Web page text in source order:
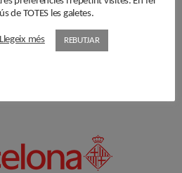
de TOTES les galetes.
Llegeix més REBUTJAR